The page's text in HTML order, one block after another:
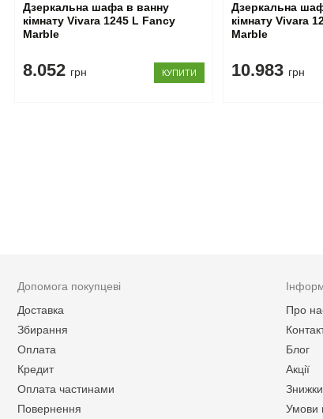
Дзеркальна шафа в ванну
кімнату Vivara 1245 L Fancy
Marble
8.052 грн КУПИТИ
Дзеркальна
кімнату Vivara
Marble
10.983 грн
Допомога покупцеві
Доставка
Збирання
Оплата
Кредит
Оплата частинами
Повернення
Про
Блог
Акції
Знижки
Умови